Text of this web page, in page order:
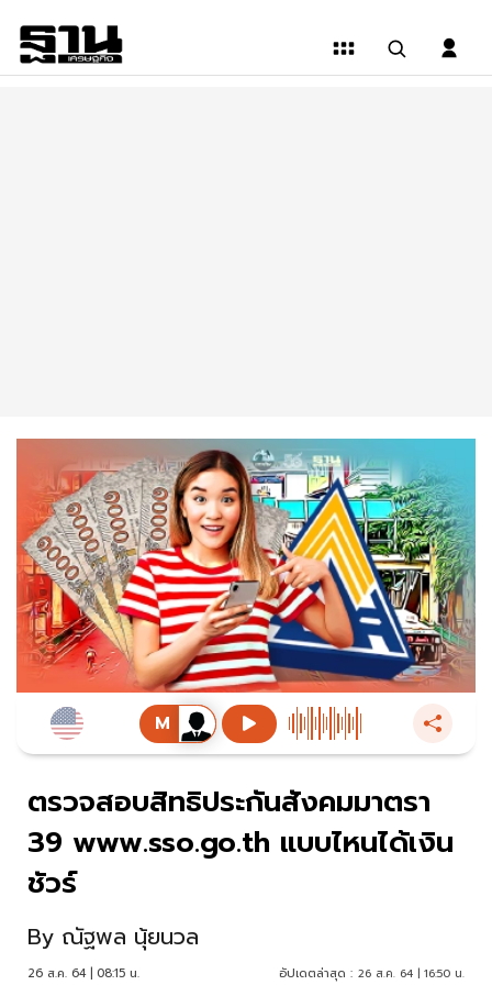
ตรวจสอบสิทธิประกันสังคมมาตรา
39 www.sso.go.th แบบไหนได้เงิน
ชัวร์
By ณัฐพล นุ้ยนวล
26 ส.ค. 64 | 08:15 น. อัปเดตล่าสุด : 26 ส.ค. 64 | 16:50 น.